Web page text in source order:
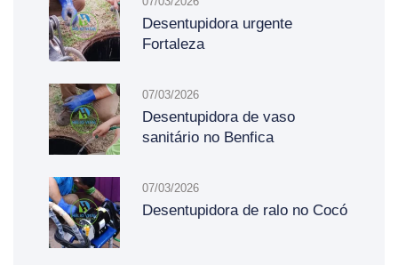
Desentupidora urgente
Fortaleza
07/03/2026
Desentupidora de vaso
sanitário no Benfica
07/03/2026
Desentupidora de ralo no Cocó